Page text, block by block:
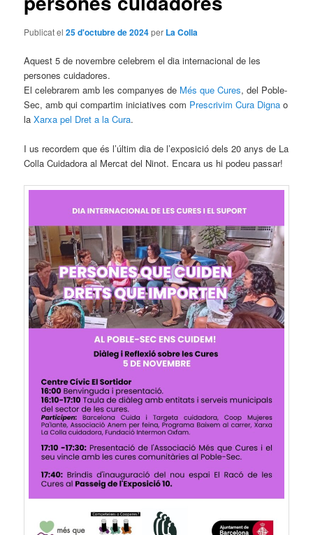
Publicat el25 d'octubre de 2024per La Colla
Aquest 5 de novembre celebrem el dia internacional de les
persones cuidadores.
El celebrarem amb les companyes de Més que Cures, del Poble-
Sec, amb qui compartim iniciatives com Prescrivim Cura Digna o
laXarxa pel Dret a la Cura.
I us recordem que és l’últim dia de l’exposició dels 20 anys de La
Colla Cuidadora al Mercat del Ninot. Encara us hi podeu passar!